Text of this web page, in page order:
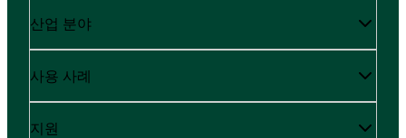
산업 분야
사용 사례
지원